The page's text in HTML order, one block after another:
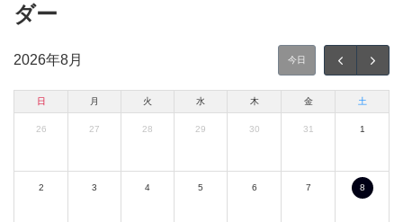
ダー
2026年8月 今日
日 月 火 水 木 金 土
26 27 28 29 30 31 1
2 3 4 5 6 7 8